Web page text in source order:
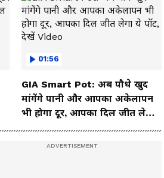
01:56
GIA Smart Pot: अब पौधे खुद
मांगेंगे पानी और आपका अकेलापन
भी होगा दूर, आपका दिल जीत लेगा
ये पॉट, देखें Video